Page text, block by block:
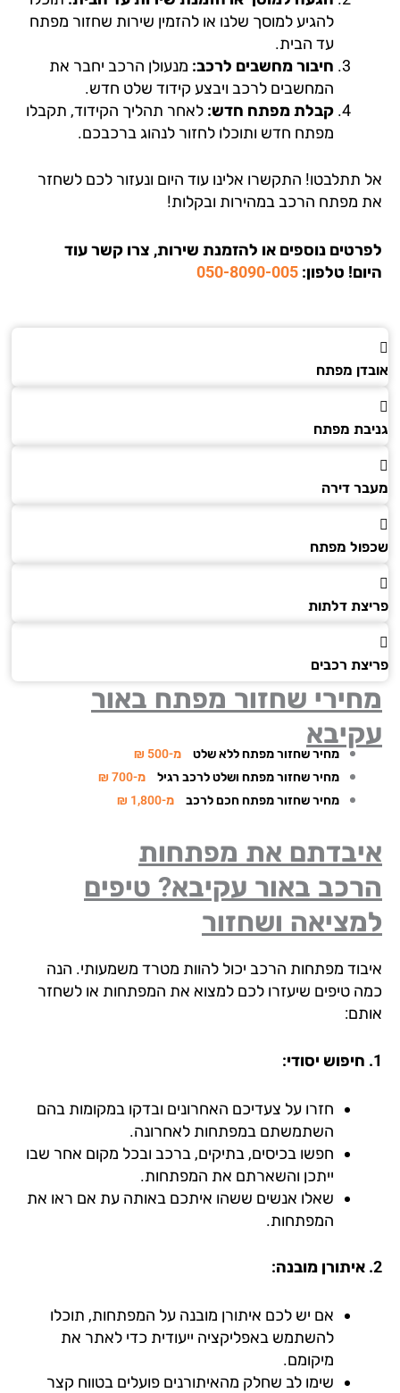
להגיע למוסך שלנו או להזמין שירות שחזור מפתח
עד הבית.
חיבור מחשבים לרכב:מנעולן הרכב יחבר את
המחשבים לרכב ויבצע קידוד שלט חדש.
קבלת מפתח חדש:לאחר תהליך הקידוד, תקבלו
מפתח חדש ותוכלו לחזור לנהוג ברכבכם.
תתלבטו! התקשרו אלינו עוד היום ונעזור לכם לשחזר
מפתח הרכב במהירות ובקלות!
נוספים או להזמנת שירות, צרו קשר עוד
טלפון: 050-8090-005
מפתח
מפתח
דירה
מפתח
דלתות
רכבים
שחזור מפתחבאור
מחיר שחזור מפתח ללא שלט
מ-500 ₪
מחיר שחזור מפתח ושלט לרכב רגיל
מ-700 ₪
מחיר שחזור מפתח חכם לרכב
מ-1,800 ₪
את מפתחות
באור עקיבא? טיפים
ושחזור
מפתחות הרכב יכול להוות מטרד משמעותי. הנה
טיפים שיעזרו לכם למצוא את המפתחות או לשחזר
חזרו על צעדיכם האחרונים ובדקו במקומות בהם
השתמשתם במפתחות לאחרונה.
חפשו בכיסים, בתיקים, ברכב ובכל מקום אחר שבו
ייתכן והשארתם את המפתחות.
שאלו אנשים ששהו איתכם באותה עת אם ראו את
המפתחות.
אם יש לכם איתורן מובנה על המפתחות, תוכלו
להשתמש באפליקציה ייעודית כדי לאתר את
מיקומם.
שימו לב שחלק מהאיתורנים פועלים בטווח קצר